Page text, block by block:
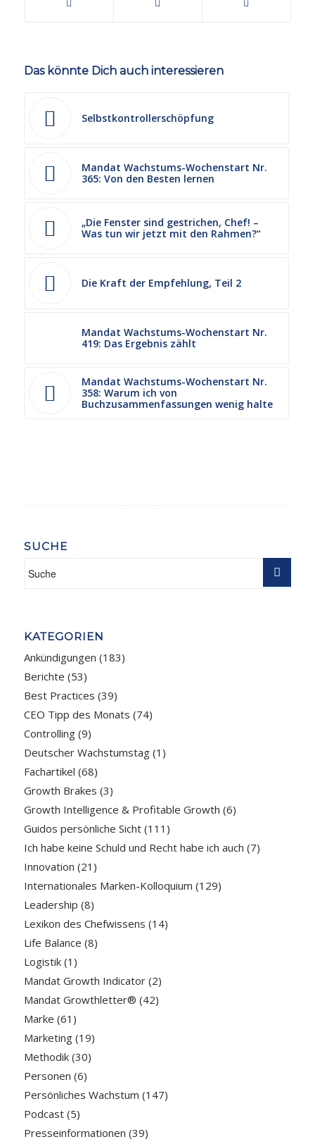
Das könnte Dich auch interessieren
Selbstkontrollerschöpfung
Mandat Wachstums-Wochenstart Nr.
365: Von den Besten lernen
„Die Fenster sind gestrichen, Chef! –
Was tun wir jetzt mit den Rahmen?“
Die Kraft der Empfehlung, Teil 2
Mandat Wachstums-Wochenstart Nr.
419: Das Ergebnis zählt
Mandat Wachstums-Wochenstart Nr.
358: Warum ich von
Buchzusammenfassungen wenig halte
SUCHE
KATEGORIEN
Ankündigungen (183)
Berichte (53)
Best Practices (39)
CEO Tipp des Monats (74)
Controlling(9)
Deutscher Wachstumstag(1)
Fachartikel (68)
Growth Brakes (3)
Growth Intelligence & Profitable Growth (6)
Guidos persönliche Sicht(111)
Ich habe keine Schuld und Recht habe ich auch (7)
Innovation (21)
Internationales Marken-Kolloquium (129)
Leadership (8)
Lexikon des Chefwissens (14)
Life Balance (8)
Logistik(1)
Mandat Growth Indicator(2)
Mandat Growthletter® (42)
Marke (61)
Marketing(19)
Methodik(30)
Personen (6)
Persönliches Wachstum (147)
Podcast(5)
Presseinformationen (39)